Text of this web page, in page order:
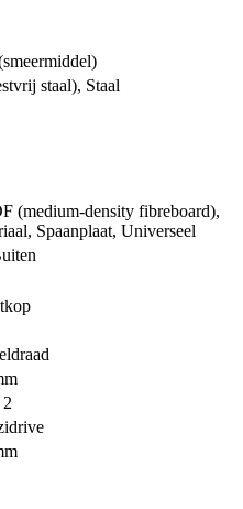
staal), Staal
(medium-density fibreboard),
, Spaanplaat, Universeel